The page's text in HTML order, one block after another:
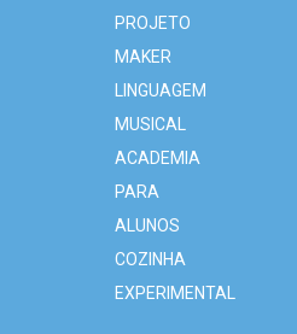
PROJETO
MAKER
LINGUAGEM
MUSICAL
ACADEMIA
PARA
ALUNOS
COZINHA
EXPERIMENTAL